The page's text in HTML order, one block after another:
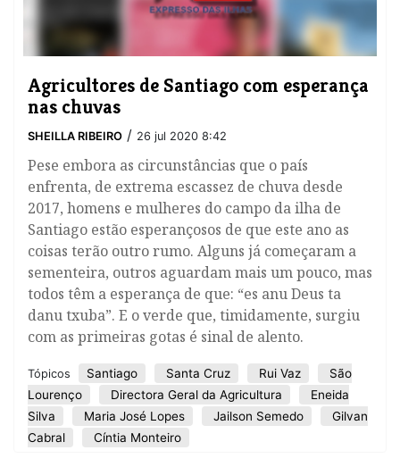
Agricultores de Santiago com esperança
nas chuvas
SHEILLA RIBEIRO / 26 jul 2020 8:42
Pese embora as circunstâncias que o país
enfrenta, de extrema escassez de chuva desde
2017, homens e mulheres do campo da ilha de
Santiago estão esperançosos de que este ano as
coisas terão outro rumo. Alguns já começaram a
sementeira, outros aguardam mais um pouco, mas
todos têm a esperança de que: “es anu Deus ta
danu txuba”. E o verde que, timidamente, surgiu
com as primeiras gotas é sinal de alento.
Tópicos Santiago Santa Cruz Rui Vaz
São
Lourenço
Directora Geral da Agricultura
Eneida
Silva
Maria José Lopes Jailson Semedo
Gilvan
Cabral
Cíntia Monteiro